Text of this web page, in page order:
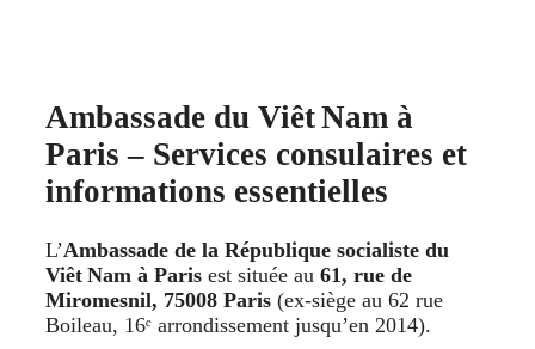
Ambassade du Viêt Nam à
Paris – Services consulaires et
informations essentielles
L’Ambassade de la République socialiste du
Viêt Nam à Paris est située au 61, rue de
Miromesnil, 75008 Paris (ex‑siège au 62 rue
Boileau, 16ᵉ arrondissement jusqu’en 2014).